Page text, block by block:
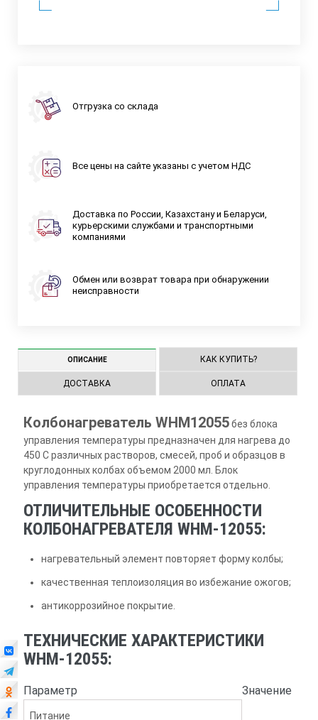
Отгрузка со склада
Все цены на сайте указаны с учетом НДС
Доставка по России, Казахстану и Беларуси,
курьерскими службами и транспортными
компаниями
Обмен или возврат товара при обнаружении
неисправности
ОПИСАНИЕ КАК КУПИТЬ?
ДОСТАВКА ОПЛАТА
Колбонагреватель WHM12055без блока
управления температуры предназначен для нагрева до
450 С различных растворов, смесей, проб и образцов в
круглодонных колбах объемом 2000 мл. Блок
управления температуры приобретается отдельно.
ОТЛИЧИТЕЛЬНЫЕ ОСОБЕННОСТИ
КОЛБОНАГРЕВАТЕЛЯ WHM-12055:
нагревательный элемент повторяет форму колбы;
качественная теплоизоляция во избежание ожогов;
антикоррозийное покрытие.
ТЕХНИЧЕСКИЕ ХАРАКТЕРИСТИКИ
WHM-12055:
Параметр Значение
Питание